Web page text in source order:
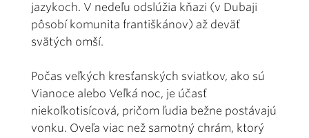
jazykoch. V nedeľu odslúžia kňazi (v Dubaji
pôsobí komunita františkánov) až deväť
svätých omší.
Počas veľkých kresťanských sviatkov, ako sú
Vianoce alebo Veľká noc, je účasť
niekoľkotisícová, pričom ľudia bežne postávajú
vonku. Oveľa viac než samotný chrám, ktorý